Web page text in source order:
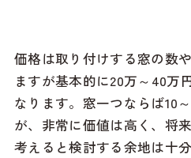
価格は取り付けする窓の数
ますが基本的に20万～40万
なります。窓一つならば10
が、非常に価値は高く、将
考えると検討する余地は十分